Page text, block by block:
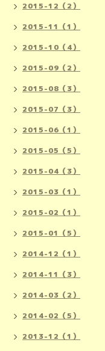
2015-12（2）
2015-11（1）
2015-10（4）
2015-09（2）
2015-08（3）
2015-07（3）
2015-06（1）
2015-05（5）
2015-04（3）
2015-03（1）
2015-02（1）
2015-01（5）
2014-12（1）
2014-11（3）
2014-03（2）
2014-02（5）
2013-12（1）